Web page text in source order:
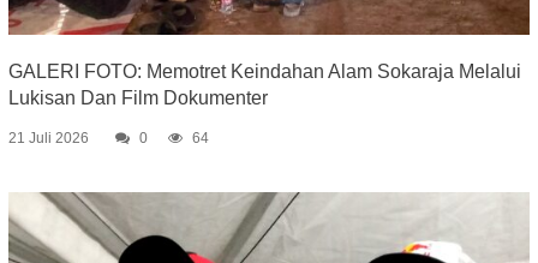
GALERI FOTO: Memotret Keindahan Alam Sokaraja Melalui
Lukisan Dan Film Dokumenter
21 Juli 2026 0 64